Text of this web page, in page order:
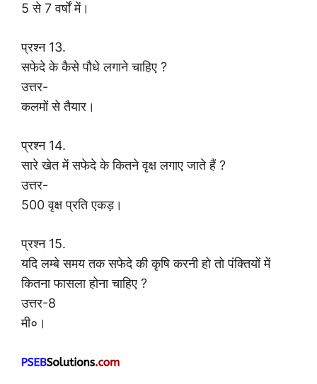
5 से 7 वर्षों में।
प्रश्न 13.
सफेदे के कैसे पौधे लगाने चाहिए ?
उत्तर-
कलमों से तैयार।
प्रश्न 14.
सारे खेत में सफेदे के कितने वृक्ष लगाए जाते हैं ?
उत्तर-
500 वृक्ष प्रति एकड़।
प्रश्न 15.
यदि लम्बे समय तक सफेदे की कृषि करनी हो तो पंक्तियों में
कितना फासला होना चाहिए ?
उत्तर-8
मी०।